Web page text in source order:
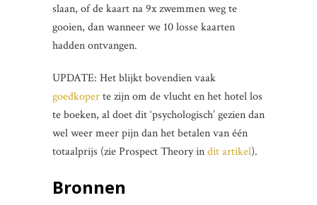
slaan, of de kaart na 9x zwemmen weg te
gooien, dan wanneer we 10 losse kaarten
hadden ontvangen.
UPDATE: Het blijkt bovendien vaak
goedkoperte zijn om de vlucht en het hotel los
te boeken, al doet dit ‘psychologisch’ gezien dan
wel weer meer pijn dan het betalen van één
totaalprijs (zie Prospect Theory indit artikel).
Bronnen